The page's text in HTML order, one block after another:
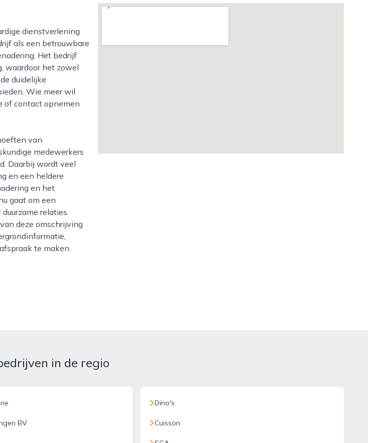
als een betrouwbare
Het bedrijf
waardoor het zowel
duidelijke
Wie meer wil
of contact opnemen
medewerkers
Daarbij wordt veel
en een heldere
en het
gaat om een
relaties
deze omschrijving
te maken.
in de regio
BV
Dino's
Cuisson